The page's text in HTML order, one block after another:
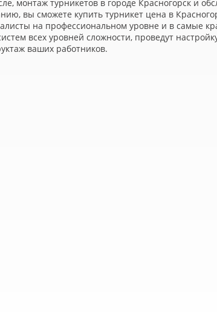
монтаж турникетов в городе Красногорск и
вы сможете купить турникет цена в
на профессиональном уровне и в самые
всех уровней сложности, проведут
ваших работников.